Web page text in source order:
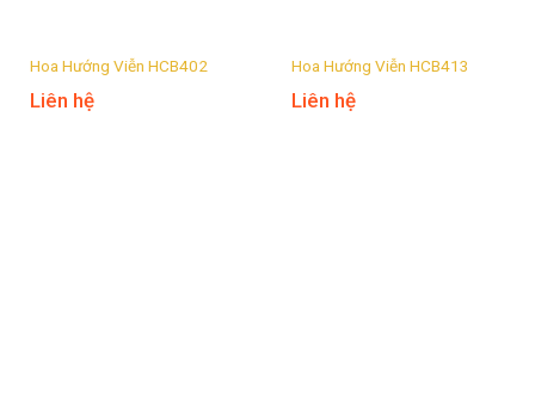
Hoa Hướng Viễn HCB402
Liên hệ
Hoa Hướng Viễn HCB413
Liên hệ